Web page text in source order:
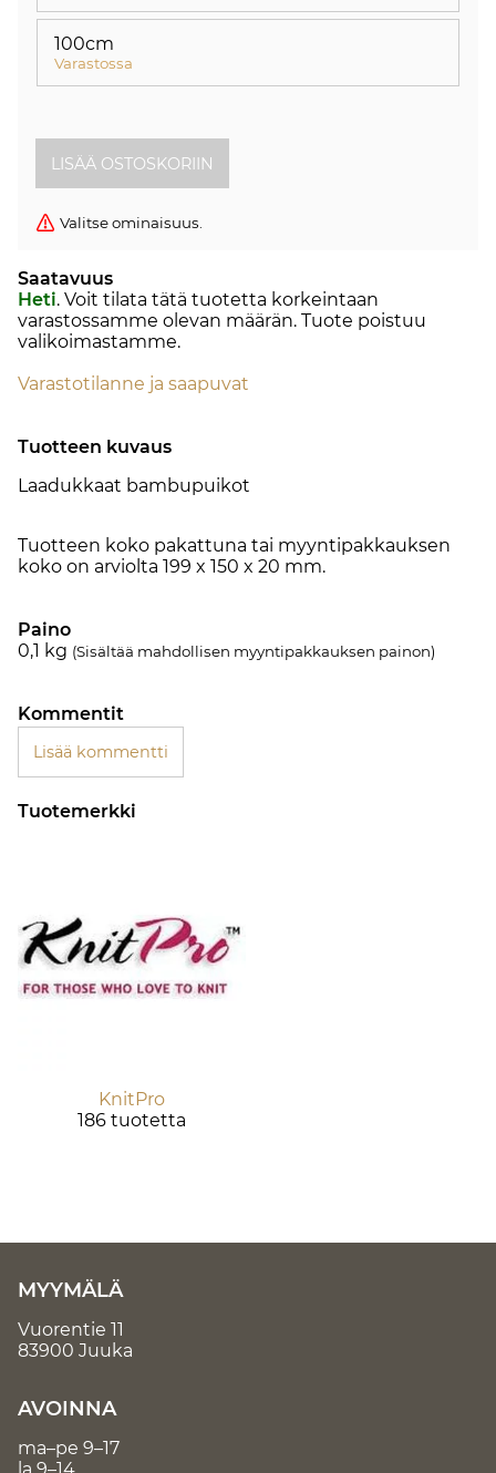
100cm
Varastossa
Valitse ominaisuus.
Saatavuus
Heti. Voit tilata tätä tuotetta korkeintaan
varastossamme olevan määrän. Tuote poistuu
valikoimastamme.
Varastotilanne ja saapuvat
Tuotteen kuvaus
Laadukkaat bambupuikot
Tuotteen koko pakattuna tai myyntipakkauksen
koko on arviolta 199 x 150 x 20 mm.
Paino
0,1 kg (Sisältää mahdollisen myyntipakkauksen painon)
Kommentit
Lisää kommentti
Tuotemerkki
KnitPro
186 tuotetta
MYYMÄLÄ
Vuorentie 11
83900 Juuka
AVOINNA
ma–pe 9–17